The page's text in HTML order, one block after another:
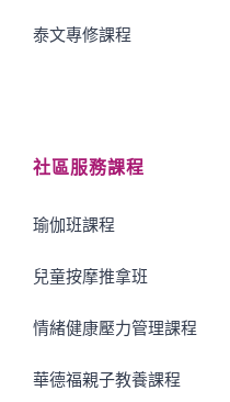
泰文專修課程
社區服務課程
瑜伽班課程
兒童按摩推拿班
情緒健康壓力管理課程
華德福親子教養課程